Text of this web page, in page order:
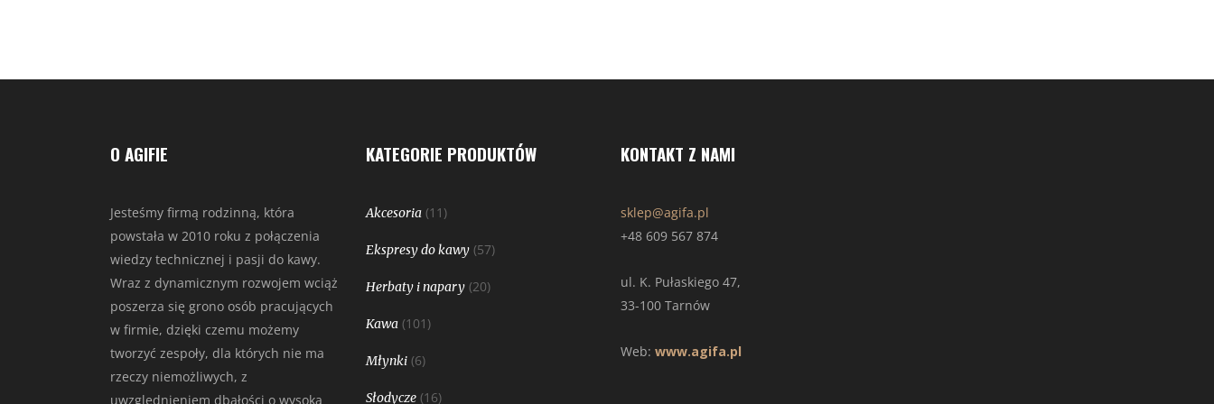
O AGIFIE
Jesteśmy firmą rodzinną, która
powstała w 2010 roku z połączenia
wiedzy technicznej i pasji do kawy.
Wraz z dynamicznym rozwojem wciąż
poszerza się grono osób pracujących
w firmie, dzięki czemu możemy
tworzyć zespoły, dla których nie ma
rzeczy niemożliwych, z
uwzględnieniem dbałości o wysoką
KATEGORIE PRODUKTÓW
Akcesoria (11)
Ekspresy do kawy (57)
Herbaty i napary (20)
Kawa (101)
Młynki (6)
Słodycze (16)
KONTAKT Z NAMI
sklep@agifa.pl
+48 609 567 874
ul. K. Pułaskiego 47,
33-100 Tarnów
Web: www.agifa.pl